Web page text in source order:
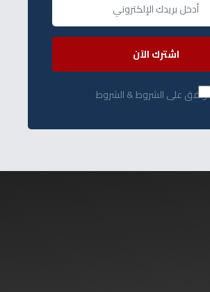
اشترك الآن
أوافق على الشروط & الشروط